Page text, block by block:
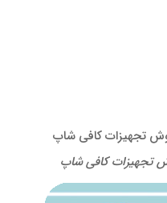
تجهیزات کافی شاپ